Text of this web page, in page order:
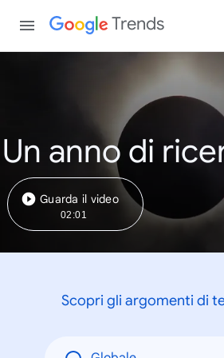
Trends
Un anno di
Guarda il video
02:01
Scopri gli argomenti di